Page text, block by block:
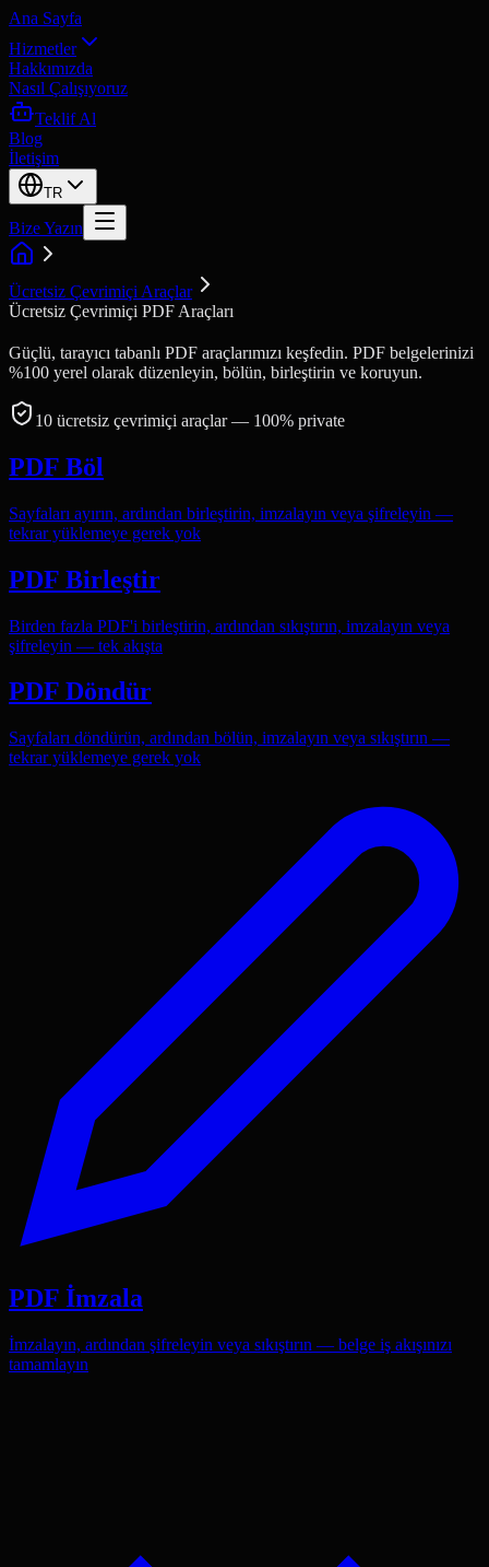
Ana Sayfa
Hizmetler
Hakkımızda
Nasıl Çalışıyoruz
Teklif Al
Blog
İletişim
TR
Bize Yazın
Ücretsiz Çevrimiçi Araçlar
Ücretsiz Çevrimiçi PDF Araçları
Güçlü, tarayıcı tabanlı PDF araçlarımızı keşfedin. PDF belgelerinizi
%100 yerel olarak düzenleyin, bölün, birleştirin ve koruyun.
10 ücretsiz çevrimiçi araçlar— 100% private
PDF Böl
Sayfaları ayırın, ardından birleştirin, imzalayın veya şifreleyin —
tekrar yüklemeye gerek yok
PDF Birleştir
Birden fazla PDF'i birleştirin, ardından sıkıştırın, imzalayın veya
şifreleyin — tek akışta
PDF Döndür
Sayfaları döndürün, ardından bölün, imzalayın veya sıkıştırın —
tekrar yüklemeye gerek yok
PDF İmzala
İmzalayın, ardından şifreleyin veya sıkıştırın — belge iş akışınızı
tamamlayın